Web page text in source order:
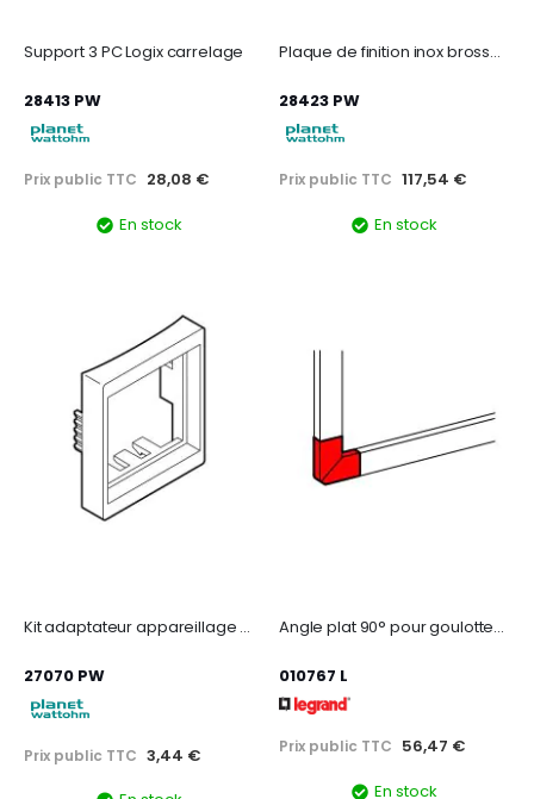
Support 3 PC Logix carrelage
28413 PW
Prix public TTC 28,08 €
En stock
Plaque de finition inox brossé pour boîte de sol Logix - Epaisseur 3 mm
28423 PW
Prix public TTC 117,54 €
En stock
Kit adaptateur appareillage 45
27070 PW
Prix public TTC 3,44 €
Angle plat 90° pour goulottes DLP monobloc 35x80mm ou 50x80mm - blanc
010767 L
Prix public TTC 56,47 €
En stock